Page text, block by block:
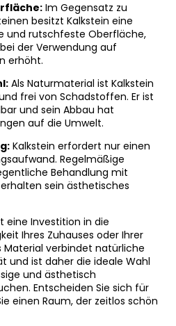
Im Gegensatz zu
besitzt Kalkstein eine
und rutschfeste Oberfläche,
der Verwendung auf
erhöht.
Als Naturmaterial ist Kalkstein
frei von Schadstoffen. Er ist
und sein Abbau hat
auf die Umwelt.
Kalkstein erfordert nur einen
Regelmäßige
Behandlung mit
sein ästhetisches
eine Investition in die
Ihres Zuhauses oder Ihrer
Material verbindet natürliche
und ist daher die ideale Wahl
und ästhetisch
Entscheiden Sie sich für
einen Raum, der zeitlos schön